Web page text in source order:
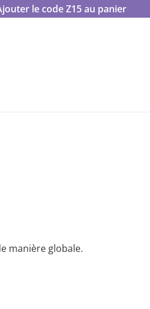
le codeZ15au panier
manière globale.